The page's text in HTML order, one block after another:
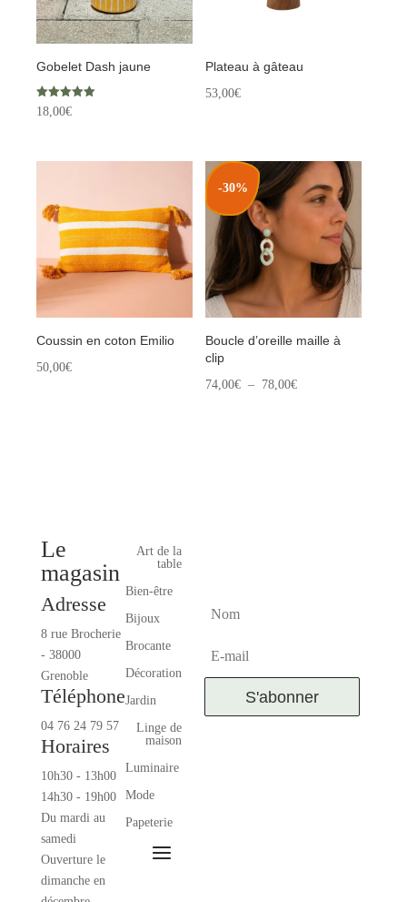
Gobelet Dash jaune
Note
5.00
18,00€
Plateau à gâteau
53,00€
Coussin en coton Emilio
50,00€
-30%
Boucle d’oreille maille à
clip
74,00€ – 78,00€Plage
Le
magasin
Adresse
8 rue Brocherie
- 38000
Grenoble
Téléphone
04 76 24 79 57
Horaires
10h30 - 13h00
14h30 - 19h00
Du mardi au
samedi
Ouverture le
dimanche en
Art de la
table
Bien-être
Bijoux
Brocante
Décoration
Jardin
Linge de
maison
Luminaire
Mode
Papeterie
S'abonner